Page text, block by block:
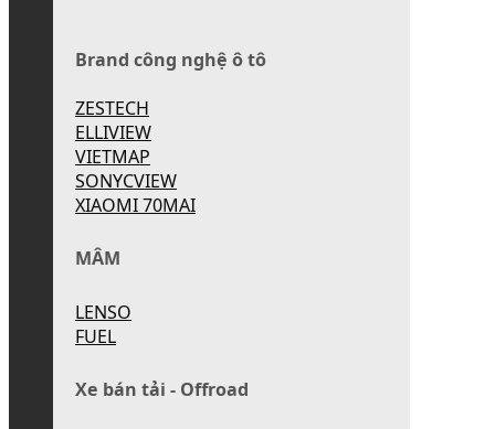
Brand công nghệ ô tô
ZESTECH
ELLIVIEW
VIETMAP
SONYCVIEW
XIAOMI 70MAI
MÂM
LENSO
FUEL
Xe bán tải - Offroad